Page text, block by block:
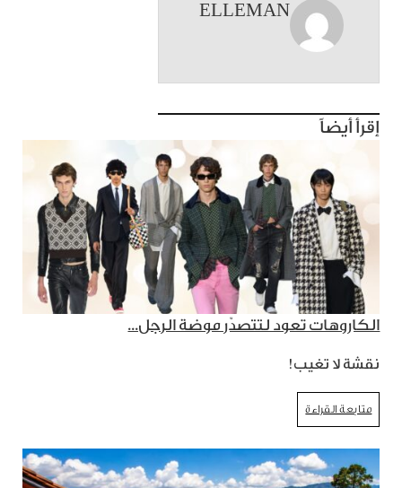
ELLEMAN
إقرأ أيضاً
الكاروهات تعود لتتصدّر موضة الرجل...
نقشة لا تغيب!
متابعة القراءة